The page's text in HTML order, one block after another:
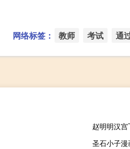
网络标签： 教师 考试 通
赵明明汉
圣石小子